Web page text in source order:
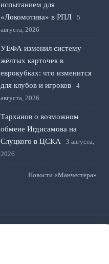
испытанием для
«Локомотива» в РПЛ
5
августа, 2026
УЕФА изменил систему
жёлтых карточек в
еврокубках: что изменится
для клубов и игроков
4
августа, 2026
Тарханов о возможном
обмене Игдисамова на
Слуцкого в ЦСКА
3 августа,
2026
Новости «Манчестера»